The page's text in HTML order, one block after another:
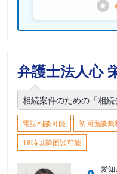
弁護士法人心
相続案件のための「相
電話相談可能 初回面談無
18時以降面談可能
愛